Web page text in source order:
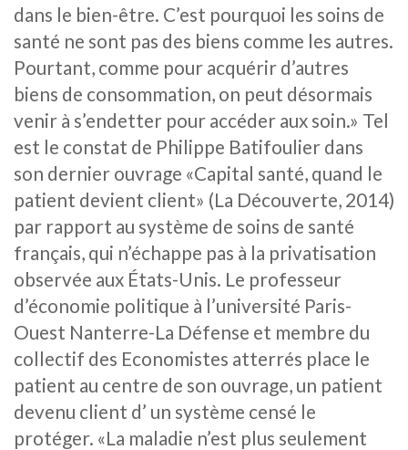
dans le bien-être. C’est pourquoi les soins de
santé ne sont pas des biens comme les autres.
Pourtant, comme pour acquérir d’autres
biens de consommation, on peut désormais
venir à s’endetter pour accéder aux soin.» Tel
est le constat de Philippe Batifoulier dans
son dernier ouvrage «Capital santé, quand le
patient devient client» (La Découverte, 2014)
par rapport au système de soins de santé
français, qui n’échappe pas à la privatisation
observée aux États-Unis. Le professeur
d’économie politique à l’université Paris-
Ouest Nanterre-La Défense et membre du
collectif des Economistes atterrés place le
patient au centre de son ouvrage, un patient
devenu client d’ un système censé le
protéger. «La maladie n’est plus seulement